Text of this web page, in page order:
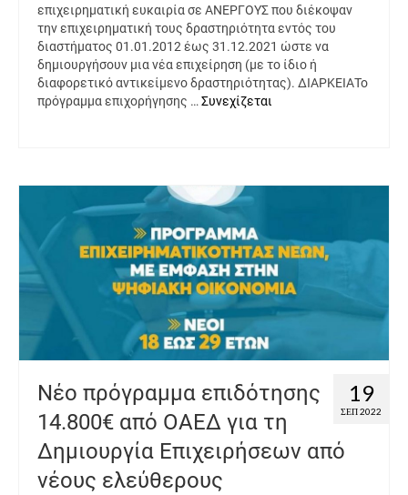
επιχειρηματική ευκαιρία σε AΝΕΡΓΟΥΣ που διέκοψαν
την επιχειρηματική τους δραστηριότητα εντός του
διαστήματος 01.01.2012 έως 31.12.2021 ώστε να
δημιουργήσουν μια νέα επιχείρηση (με το ίδιο ή
διαφορετικό αντικείμενο δραστηριότητας). ΔΙΑΡΚΕΙΑΤο
πρόγραμμα επιχορήγησης … Συνεχίζεται
19
ΣΕΠ 2022
Νέο πρόγραμμα επιδότησης
14.800€ από ΟΑΕΔ για τη
Δημιουργία Επιχειρήσεων από
νέους ελεύθερους